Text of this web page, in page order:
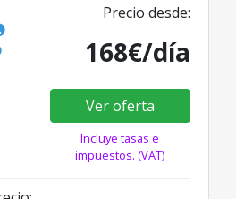
Precio desde:
168€/día
Ver oferta
Incluye tasas e
impuestos. (VAT)